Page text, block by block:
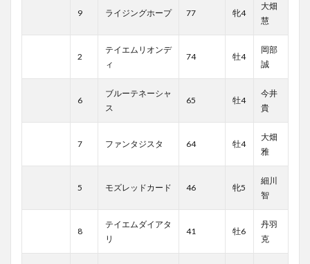
9 ライジングホープ 77 牝4
大畑
慧
2
テイエムリオンデ
ィ
74 牡4
岡部
誠
6
ブルーテネーシャ
ス
65 牡4
今井
貴
7 ファンタジスタ 64 牡4
大畑
雅
5 モズレッドカード 46 牝5
細川
智
8
テイエムダイアタ
リ
41 牡6
丹羽
克